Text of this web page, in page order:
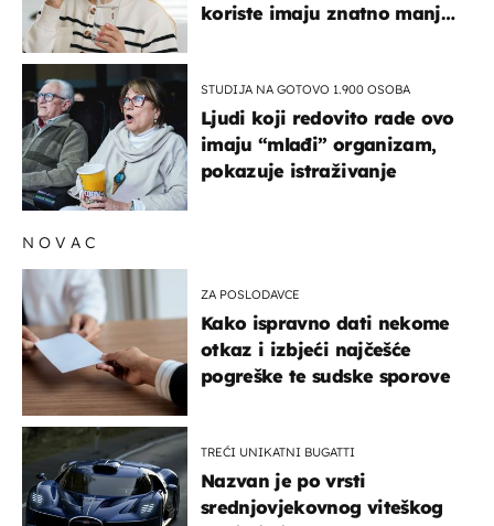
koriste imaju znatno manji
STUDIJA NA GOTOVO 1.900 OSOBA
Ljudi koji redovito rade ovo
imaju “mlađi” organizam,
pokazuje istraživanje
NOVAC
ZA POSLODAVCE
Kako ispravno dati nekome
otkaz i izbjeći najčešće
pogreške te sudske sporove
TREĆI UNIKATNI BUGATTI
Nazvan je po vrsti
srednjovjekovnog viteškog